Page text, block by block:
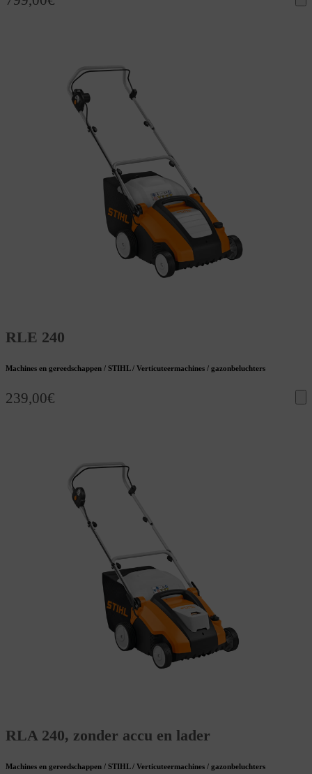
RLE 240
Machines en gereedschappen / STIHL / Verticuteermachines / gazonbeluchters
239,00€
RLA 240, zonder accu en lader
Machines en gereedschappen / STIHL / Verticuteermachines / gazonbeluchters